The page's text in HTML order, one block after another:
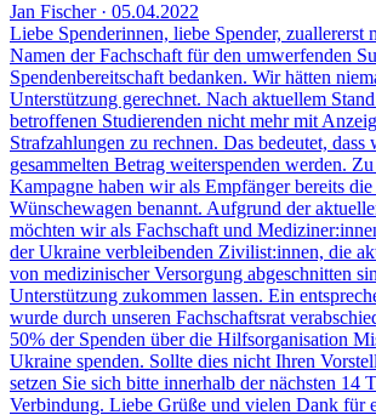
Jan Fischer · 05.04.2022
Liebe Spenderinnen, liebe Spender, zuallererst
Namen der Fachschaft für den umwerfenden
Spendenbereitschaft bedanken. Wir hätten
Unterstützung gerechnet. Nach aktuellem
betroffenen Studierenden nicht mehr mit
Strafzahlungen zu rechnen. Das bedeutet, dass
gesammelten Betrag weiterspenden werden.
Kampagne haben wir als Empfänger bereits
Wünschewagen benannt. Aufgrund der
möchten wir als Fachschaft und
der Ukraine verbleibenden Zivilist:innen, die
von medizinischer Versorgung abgeschnitten
Unterstützung zukommen lassen. Ein
wurde durch unseren Fachschaftsrat
50% der Spenden über die Hilfsorganisation
Ukraine spenden. Sollte dies nicht Ihren
setzen Sie sich bitte innerhalb der nächsten 14
Verbindung. Liebe Grüße und vielen Dank für